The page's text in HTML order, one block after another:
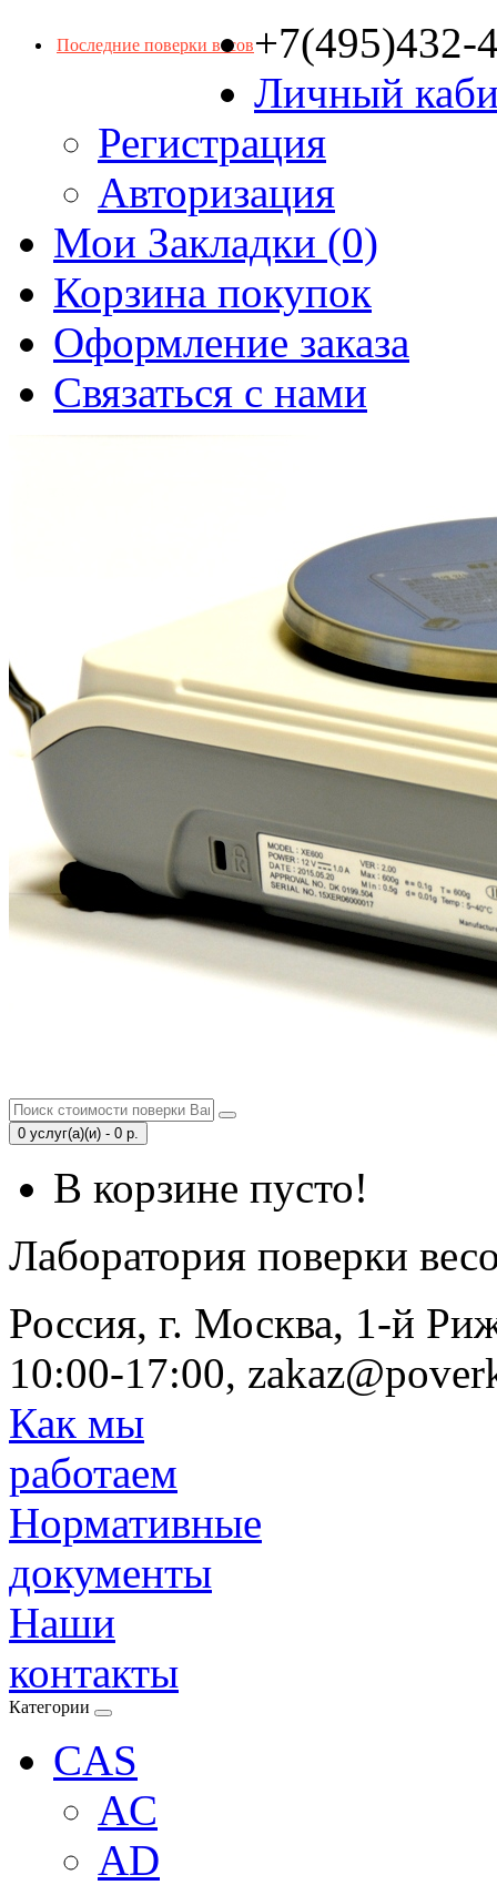
Последние поверки весов+7(495)432-
Личный
Регистрация
Авторизация
Мои Закладки (0)
Корзина покупок
Оформление заказа
Связаться с нами
0 услуг(а)(и) - 0 р.
В корзине пусто!
Лаборатория поверки
Россия, г. Москва, 1-й
10:00-17:00,
Как мы
работаем
Нормативные
документы
Наши
контакты
Категории
CAS
AC
AD